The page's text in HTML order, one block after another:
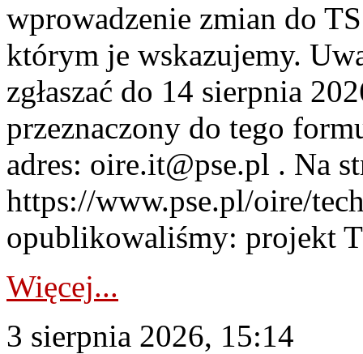
wprowadzenie zmian do
którym je wskazujemy.
zgłaszać do 14 sierpnia
przeznaczony do tego
adres: oire.it@pse.pl . Na
https://www.pse.pl/oire/
opublikowaliśmy: projekt
Więcej...
3 sierpnia 2026, 15:14